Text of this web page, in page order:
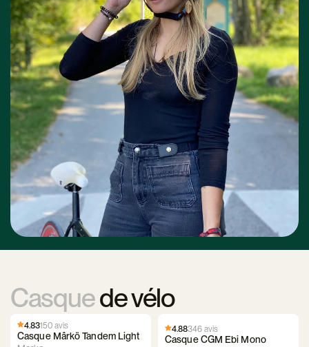
Casquede vélo
4.83150 avis
Casque Mârkö Tandem Light
4.88346 avis
Casque CGM Ebi Mono